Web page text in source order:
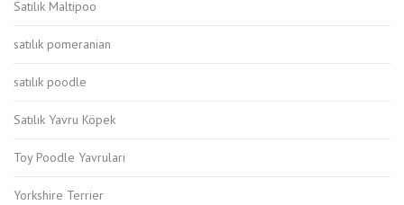
Satılık Maltipoo
satılık pomeranian
satılık poodle
Satılık Yavru Köpek
Toy Poodle Yavruları
Yorkshire Terrier